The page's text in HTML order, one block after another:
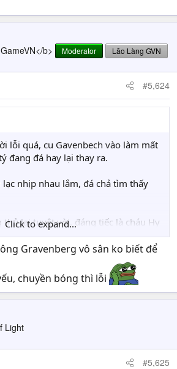
b> Moderator Lão Làng GVN
#5,624
lỗi quá, cu Gavenbech vào làm mất
đang đá hay lại thay ra.
lạc nhịp nhau lắm, đá chả tìm thấy
thủ lại tuyệt vời, đáng tiếc là cháu Hy
nặng
Click to expand...
Gravenberg vô sân ko biết để
chuyền bóng thì lỗi
Light
#5,625